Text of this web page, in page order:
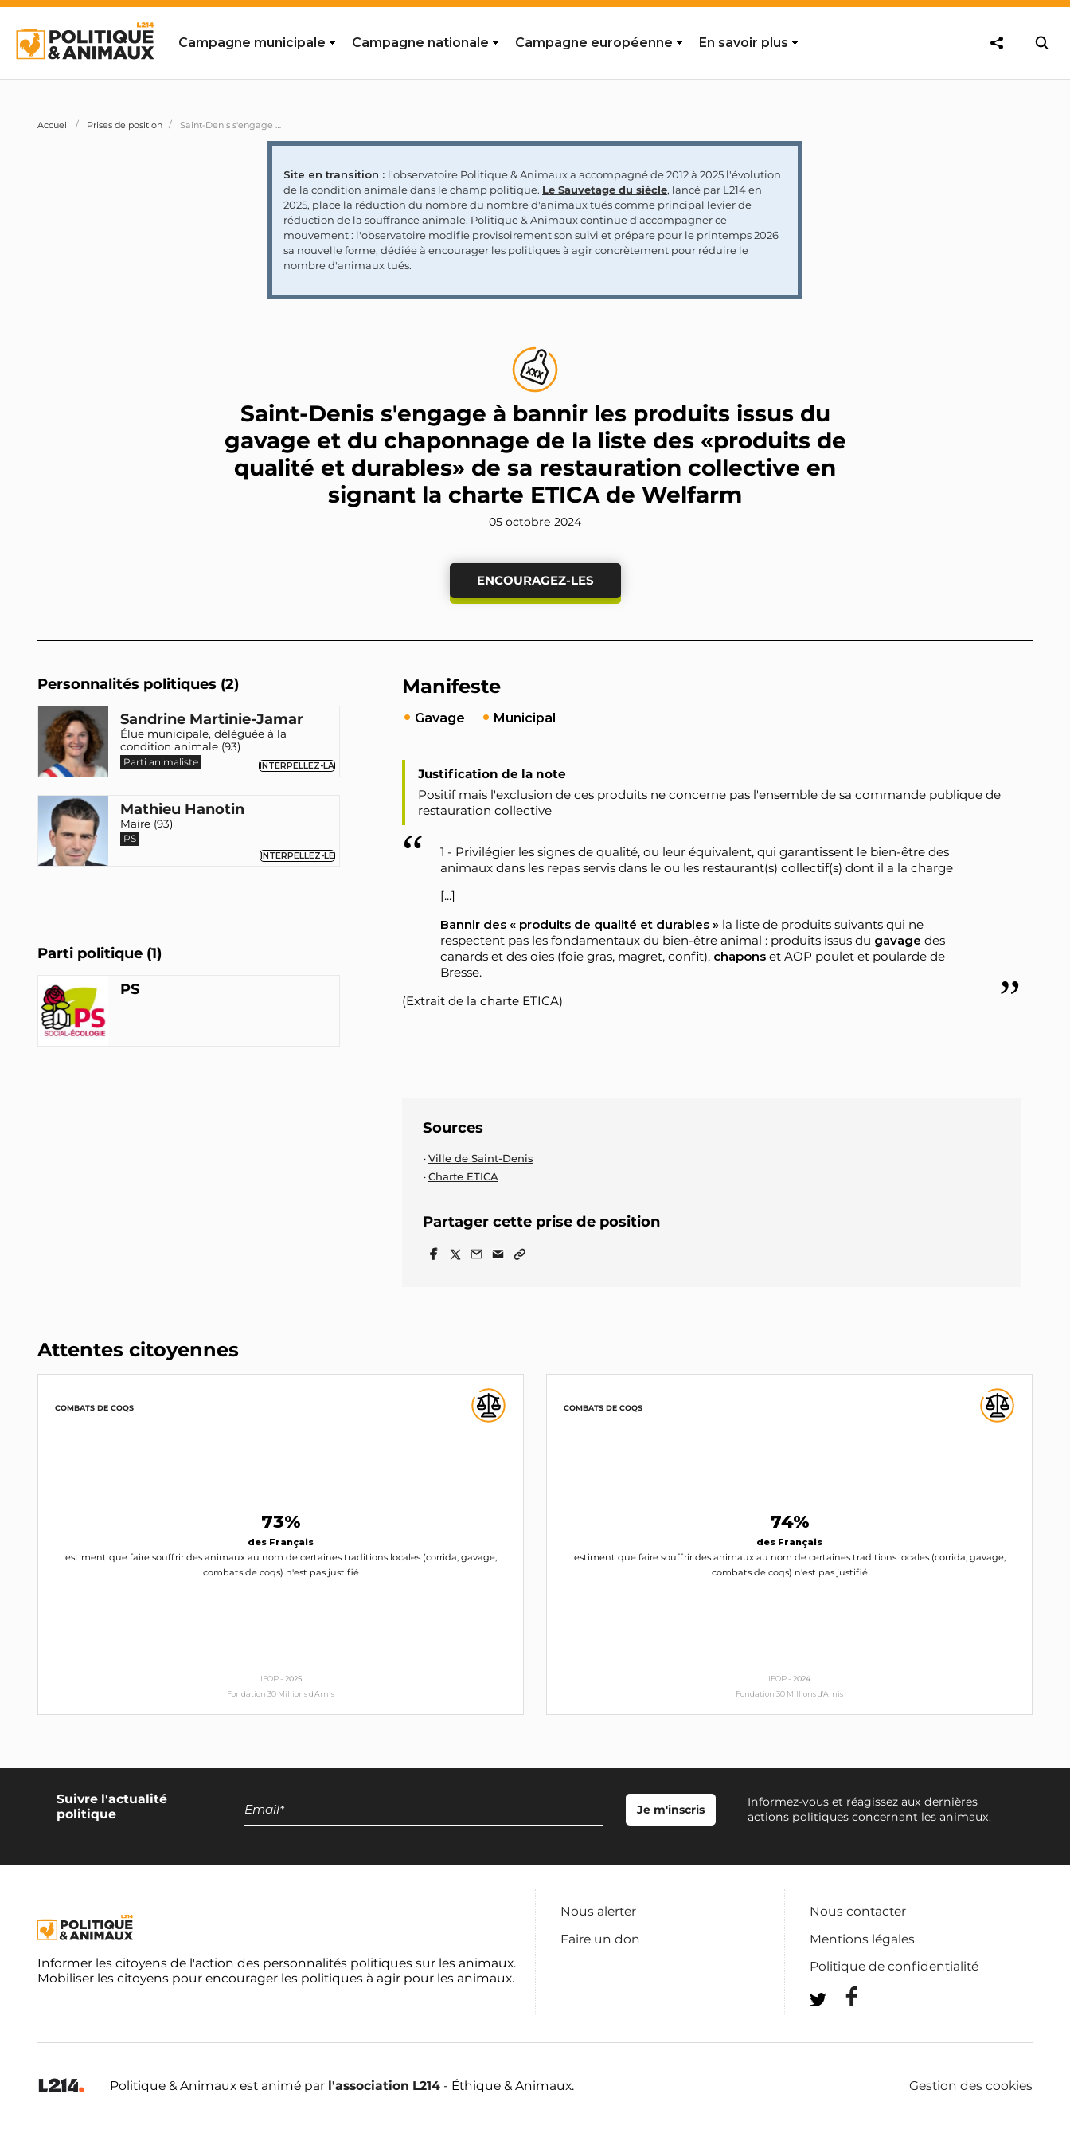
Campagne municipale Campagne nationale Campagne européenne En savoir plus
Accueil Prises de position Saint-Denis s'engage à bannir les produits issus du gavage et du chaponnage de la liste des «produits de qualité et durables» de sa restauration collective en signant la charte ETICA de Welfarm
Site en transition : l'observatoire Politique & Animaux a accompagné de 2012 à 2025 l'évolution
de la condition animale dans le champ politique. Le Sauvetage du siècle, lancé par L214 en
2025, place la réduction du nombre du nombre d'animaux tués comme principal levier de
réduction de la souffrance animale. Politique & Animaux continue d'accompagner ce
mouvement : l'observatoire modifie provisoirement son suivi et prépare pour le printemps 2026
sa nouvelle forme, dédiée à encourager les politiques à agir concrètement pour réduire le
nombre d'animaux tués.
Saint-Denis s'engage à bannir les produits issus du
gavage et du chaponnage de la liste des «produits de
qualité et durables» de sa restauration collective en
signant la charte ETICA de Welfarm
05 octobre 2024
ENCOURAGEZ-LES
Personnalités politiques (2)
Sandrine Martinie-Jamar
Élue municipale, déléguée à la
condition animale (93)
Parti animaliste INTERPELLEZ-LA
Mathieu Hanotin
Maire (93)
PS
INTERPELLEZ-LE
Parti politique (1)
PS
Manifeste
Gavage Municipal
Justification de la note
Positif mais l'exclusion de ces produits ne concerne pas l'ensemble de sa commande publique de
restauration collective
1 - Privilégier les signes de qualité, ou leur équivalent, qui garantissent le bien-être des
animaux dans les repas servis dans le ou les restaurant(s) collectif(s) dont il a la charge
[...]
Bannir des « produits de qualité et durables »la liste de produits suivants qui ne
respectent pas les fondamentaux du bien-être animal : produits issus du gavage des
canards et des oies (foie gras, magret, confit), chaponset AOP poulet et poularde de
Bresse.
(Extrait de la charte ETICA)
Sources
Ville de Saint-Denis
Charte ETICA
Partager cette prise de position
Attentes citoyennes
COMBATS DE COQS
73%
des Français
estiment que faire souffrir des animaux au nom de certaines traditions locales (corrida, gavage,
combats de coqs) n'est pas justifié
IFOP - 2025
Fondation 30 Millions d'Amis
COMBATS DE COQS
74%
des Français
estiment que faire souffrir des animaux au nom de certaines traditions locales (corrida, gavage,
combats de coqs) n'est pas justifié
IFOP - 2024
Fondation 30 Millions d'Amis
Suivre l'actualité
politique
Informez-vous et réagissez aux dernières
actions politiques concernant les animaux.
Informer les citoyens de l'action des personnalités politiques sur les animaux.
Mobiliser les citoyens pour encourager les politiques à agir pour les animaux.
Nous alerter
Faire un don
Nous contacter
Mentions légales
Politique de confidentialité
Politique & Animaux est animé par l'association L214 - Éthique & Animaux. Gestion des cookies